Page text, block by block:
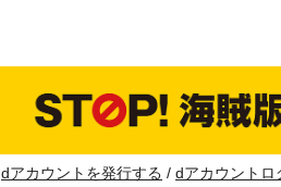
dアカウントを発行する dアカウントロ